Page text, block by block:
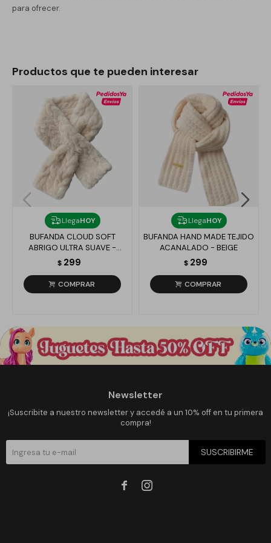
para ofrecer.
Productos que te pueden interesar
LlegaHOY
BUFANDA CLOUD SOFT
ABRIGO ULTRA SUAVE -
BLANCO
$ 299
LlegaHOY
BUFANDA HAND MADE TEJIDO
ACANALADO - BEIGE
$ 299
Newsletter
¡Suscribite a nuestro newsletter y accedé a un 10% off en tu primera
compra!
SUSCRIBIRME
 